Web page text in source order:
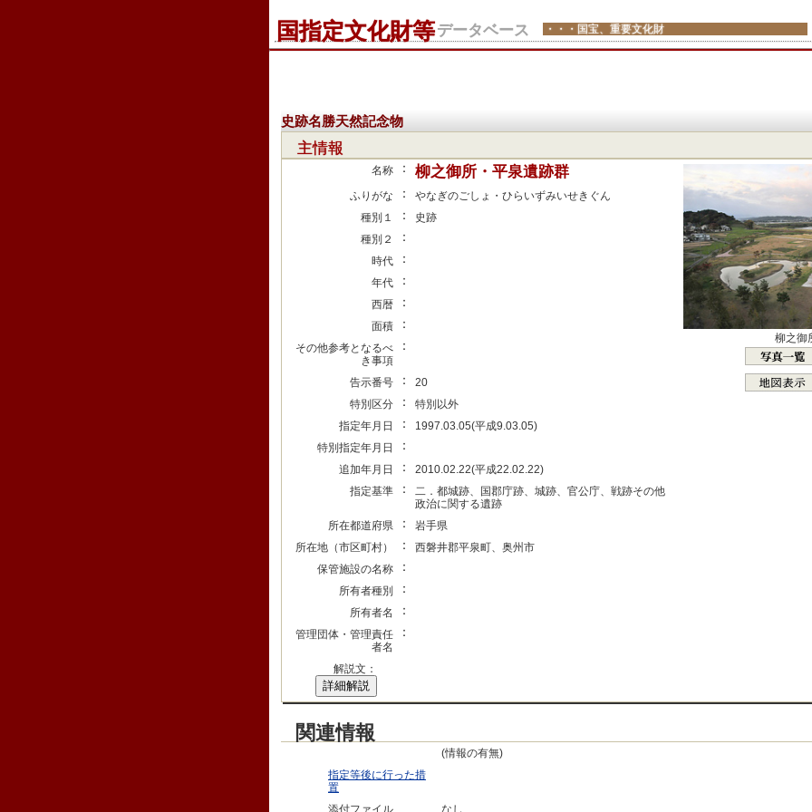
国指定文化財等データベース ・・・国宝、重要文化財
史跡名勝天然記念物
主情報
名称 ： 柳之御所・平泉遺跡群
ふりがな ：
やなぎのごしょ・ひらいずみいせきぐん
種別１
：
史跡
種別２
：
時代 ：
年代 ：
西暦 ：
面積 ：
その他参考となるべ
き事項
：
告示番号 ：
20
特別区分
：
特別以外
指定年月日
：
1997.03.05(平成9.03.05)
特別指定年月日
：
追加年月日 ：
2010.02.22(平成22.02.22)
指定基準
：
二．都城跡、国郡庁跡、城跡、官公庁、戦跡その他
政治に関する遺跡
所在都道府県
：
岩手県
所在地（市区町村）
：
西磐井郡平泉町、奥州市
保管施設の名称
：
所有者種別 ：
所有者名 ：
管理団体・管理責任
者名
：
柳之御
解説文：
詳細解説
関連情報
(情報の有無)
指定等後に行った措
置
添付ファイル
なし